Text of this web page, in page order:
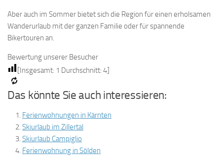
Aber auch im Sommer bietet sich die Region für einen erholsamen
Wanderurlaub mit der ganzen Familie oder für spannende
Bikertouren an.
Bewertung unserer Besucher
[Insgesamt: 1 Durchschnitt: 4]
Das könnte Sie auch interessieren:
Ferienwohnungen in Kärnten
Skiurlaub im Zillertal
Skiurlaub Campiglio
Ferienwohnung in Sölden